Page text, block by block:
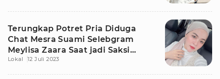
Terungkap Potret Pria Diduga
Chat Mesra Suami Selebgram
Meylisa Zaara Saat jadi Saksi
Pernikahan
Lokal 12 Juli 2023